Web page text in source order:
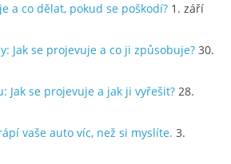
a co dělat, pokud se poškodí? 1. září
Jak se projevuje a co ji způsobuje? 30.
Jak se projevuje a jak ji vyřešit? 28.
vaše auto víc, než si myslíte. 3.